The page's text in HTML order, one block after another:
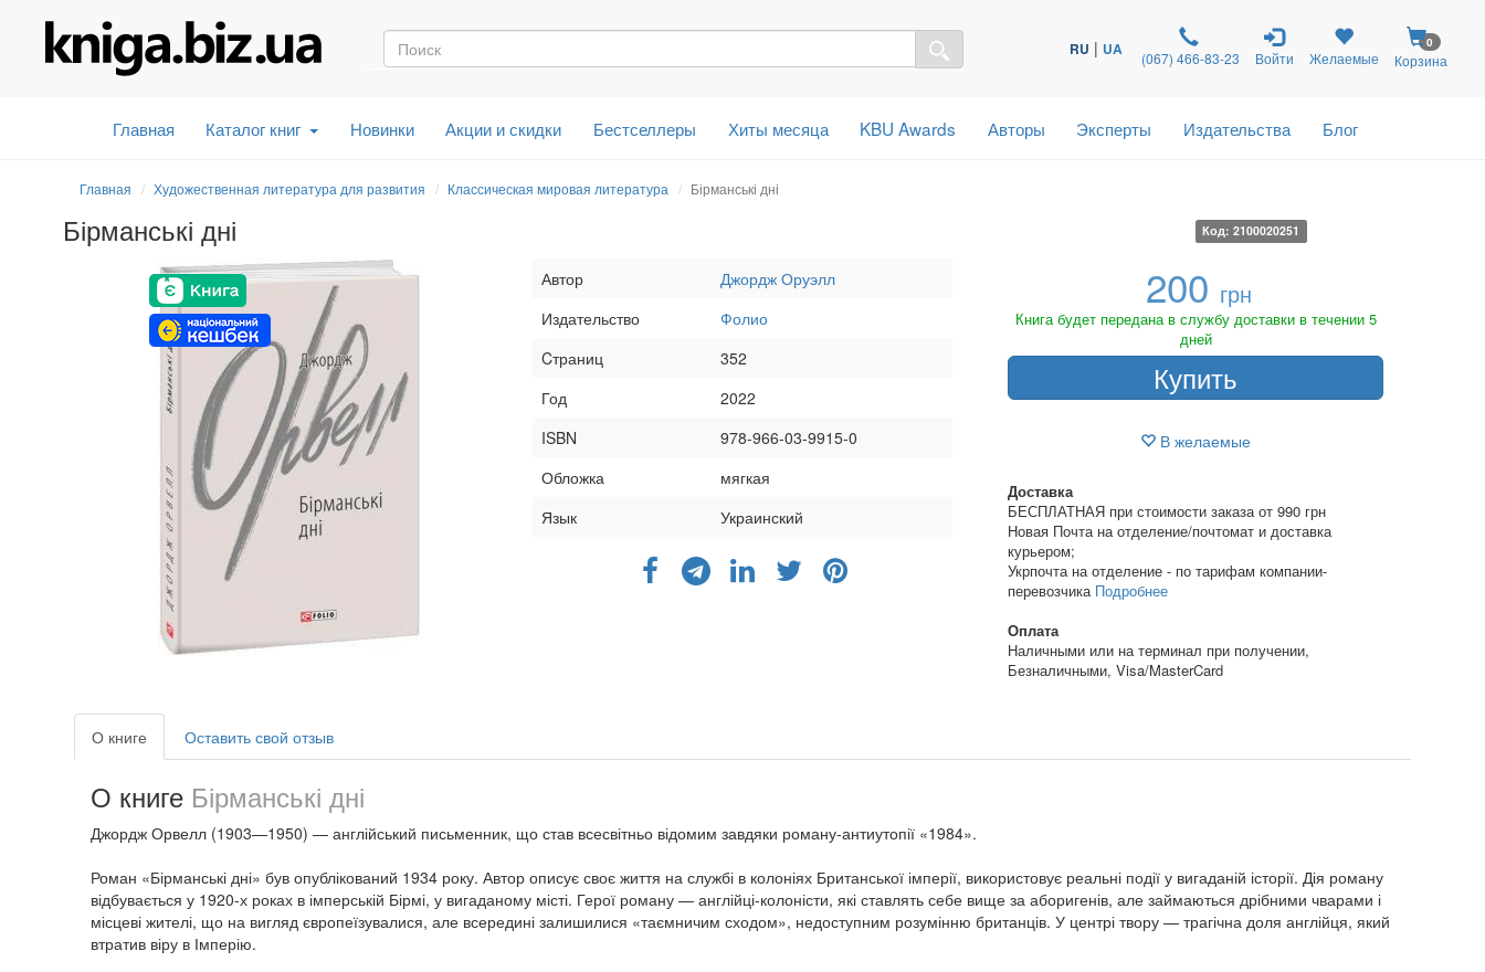
RU | UA (067) 466-83-23 Войти Желаемые
0
Корзина
Главная Каталог книг Новинки Акции и скидки Бестселлеры Хиты месяца KBU Awards Авторы Эксперты Издательства Блог
Главная Художественная литература для развития Классическая мировая литература Бірманські дні
Бірманські дні Код: 2100020251
200 грн
Книга будет передана в службу доставки в течении 5
дней
Купить
В желаемые
Доставка
БЕСПЛАТНАЯ при стоимости заказа от 990 грн
Новая Почта на отделение/почтомат и доставка
курьером;
Укрпочта на отделение - по тарифам компании-
перевозчика Подробнее
Оплата
Наличными или на терминал при получении,
Безналичными, Visa/MasterCard
Автор
Джордж Оруэлл
Издательство
Фолио
Cтраниц
352
Год
2022
ISBN
978-966-03-9915-0
Обложка
мягкая
Язык
Украинский
О книге Оставить свой отзыв
О книге Бірманські дні
Джордж Орвелл (1903—1950) — англійський письменник, що став всесвітньо відомим завдяки роману-антиутопії «1984».
Роман «Бірманські дні» був опублікований 1934 року. Автор описує своє життя на службі в колоніях Британської імперії, використовує реальні події у вигаданій історії. Дія роману
відбувається у 1920-х роках в імперській Бірмі, у вигаданому місті. Герої роману — англійці-колоністи, які ставлять себе вище за аборигенів, але займаються дрібними чварами і
місцеві жителі, що на вигляд європеїзувалися, але всередині залишилися «таємничим сходом», недоступним розумінню британців. У центрі твору — трагічна доля англійця, який
втратив віру в Імперію.